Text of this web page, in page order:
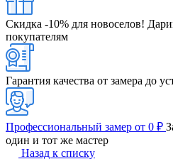
Скидка -10% для новоселов!
покупателям
Гарантия качества от замера до
Профессиональный замер от 0 ₽
один и тот же мастер
Назад к списку